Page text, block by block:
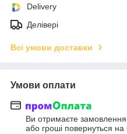
Delivery
Делівері
Всі умови доставки
Умови оплати
Ви отримаєте замовлення
або гроші повернуться на